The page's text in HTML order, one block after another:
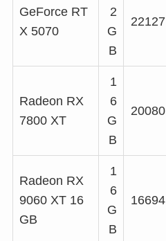
GeForce RT
X 5070
2
G
B
22127
Radeon RX
7800 XT
1
6
G
B
20080
Radeon RX
9060 XT 16
GB
1
6
G
B
16694